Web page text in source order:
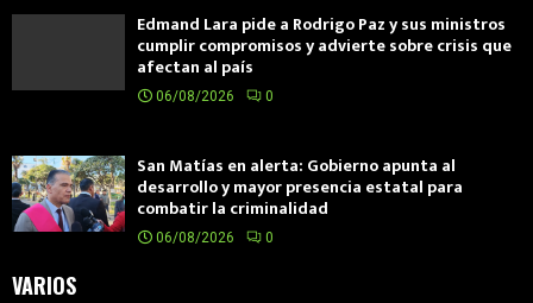
Edmand Lara pide a Rodrigo Paz y sus ministros
cumplir compromisos y advierte sobre crisis que
afectan al país
06/08/2026 0
San Matías en alerta: Gobierno apunta al
desarrollo y mayor presencia estatal para
combatir la criminalidad
06/08/2026 0
VARIOS